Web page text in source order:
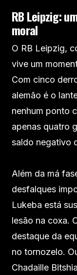
RBLeipzig:
moral
O RB Leipzig,
vive um
Com cinco
alemão é o
nenhum ponto
apenas quatro
saldo negativo
Além da má
desfalques
Lukeba está
lesão na coxa.
destaque da
no tornozelo.
Chadaille